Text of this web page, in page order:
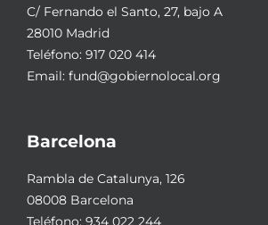
C/ Fernando el Santo, 27, bajo A
28010 Madrid
Teléfono: 917 020 414
Email: fund@gobiernolocal.org
Barcelona
Rambla de Catalunya, 126
08008 Barcelona
Teléfono: 934 022 244